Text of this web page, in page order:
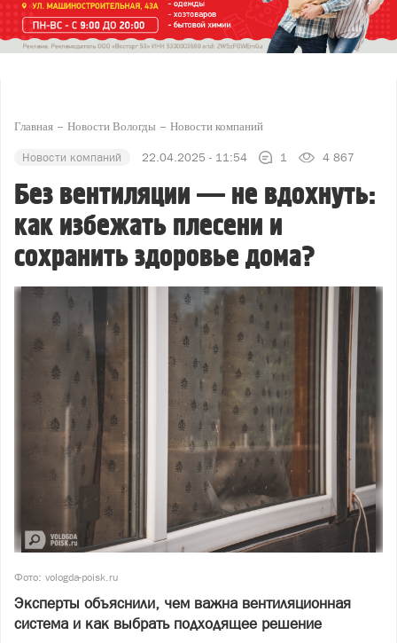
Главная Новости Вологды Новости компаний
Новости компаний 22.04.2025 - 11:54 1 4 867
Без вентиляции — не вдохнуть:
как избежать плесени и
сохранить здоровье дома?
Фото: vologda-poisk.ru
Эксперты объяснили, чем важна вентиляционная
система и как выбрать подходящее решение